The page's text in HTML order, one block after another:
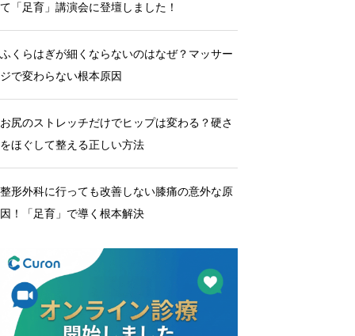
て「足育」講演会に登壇しました！
ふくらはぎが細くならないのはなぜ？マッサー
ジで変わらない根本原因
お尻のストレッチだけでヒップは変わる？硬さ
をほぐして整える正しい方法
整形外科に行っても改善しない膝痛の意外な原
因！「足育」で導く根本解決